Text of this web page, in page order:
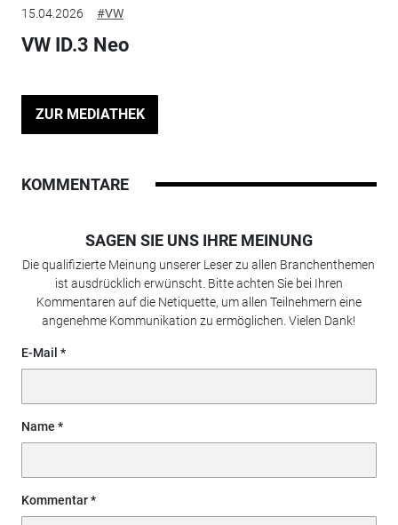
15.04.2026 #VW
VW ID.3 Neo
ZUR MEDIATHEK
KOMMENTARE
SAGEN SIE UNS IHRE MEINUNG
Die qualifizierte Meinung unserer Leser zu allen Branchenthemen
ist ausdrücklich erwünscht. Bitte achten Sie bei Ihren
Kommentaren auf die Netiquette, um allen Teilnehmern eine
angenehme Kommunikation zu ermöglichen. Vielen Dank!
E-Mail
Name
Kommentar